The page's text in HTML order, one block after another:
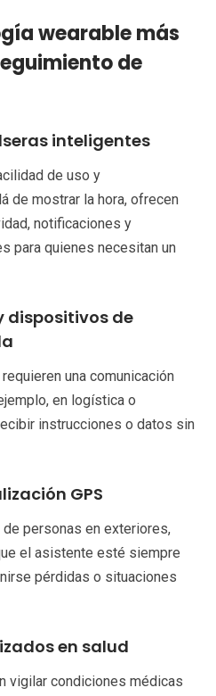
wearable más
de
inteligentes
de uso y
de mostrar la hora, ofrecen
notificaciones y
para quienes necesitan un
dispositivos de
una comunicación
en logística o
instrucciones o datos sin
GPS
personas en exteriores,
el asistente esté siempre
pérdidas o situaciones
en salud
vigilar condiciones médicas